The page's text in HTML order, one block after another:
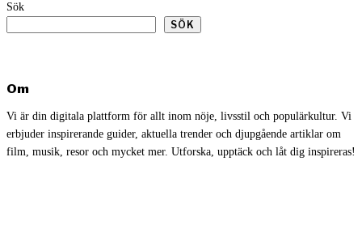
Sök
SÖK
Om
Vi är din digitala plattform för allt inom nöje, livsstil och populärkultur. Vi
erbjuder inspirerande guider, aktuella trender och djupgående artiklar om
film, musik, resor och mycket mer. Utforska, upptäck och låt dig inspireras!